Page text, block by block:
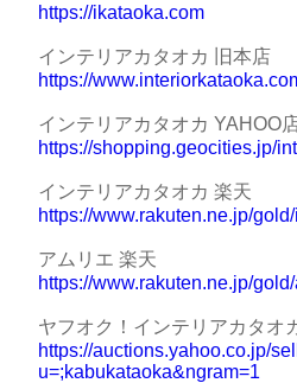
https://ikataoka.com
インテリアカタオカ 旧本店
https://
インテリアカタオカ YAHOO
https://shopping.geocities.jp/
インテリアカタオカ 楽天
https://www.rakuten.ne.jp/
アムリエ 楽天
https://www.rakuten.ne.jp/
ヤフオク！インテリアカタオ
https://auctions.yahoo.co.jp/
u=;kabukataoka&ngram=1